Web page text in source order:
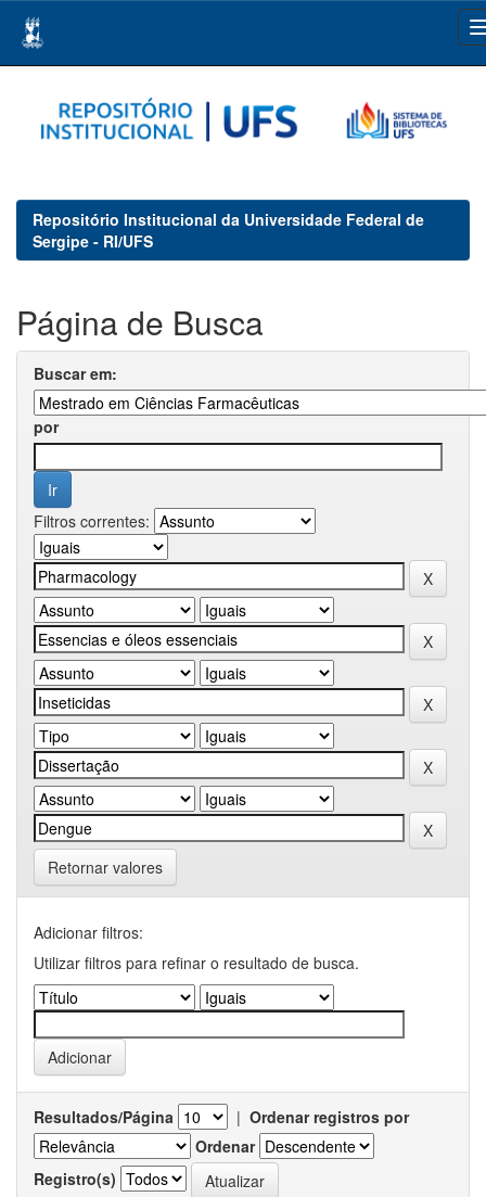
navigation
Repositório Institucional da Universidade Federal de
Sergipe - RI/UFS
Página de Busca
Buscar em:
por
Filtros correntes:
Retornar valores
Adicionar filtros:
Utilizar filtros para refinar o resultado de busca.
Resultados/Página | Ordenar registros por
Ordenar
Registro(s)